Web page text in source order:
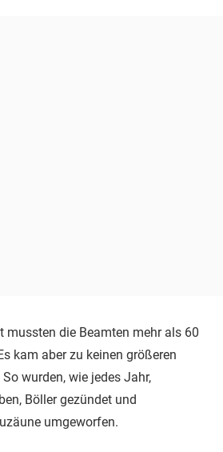
mussten die Beamten mehr als 60
kam aber zu keinen größeren
wurden, wie jedes Jahr,
Böller gezündet und
umgeworfen.